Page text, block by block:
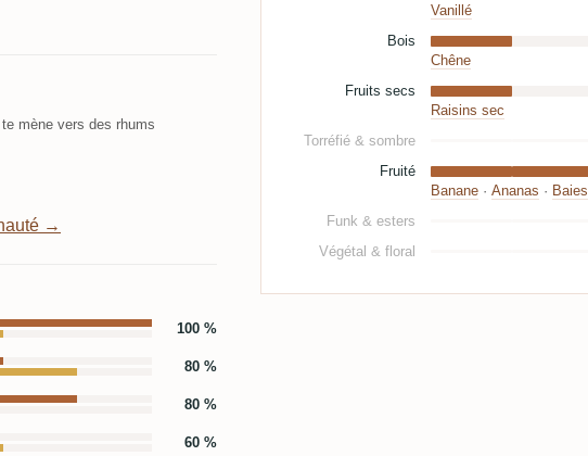
mène vers des rhums
→
100 %
80 %
80 %
60 %
Vanillé
Bois
Chêne
Fruits secs
Raisins sec
Torréfié & sombre
Fruité
Banane· Ananas · Baies
Funk & esters
Végétal & floral